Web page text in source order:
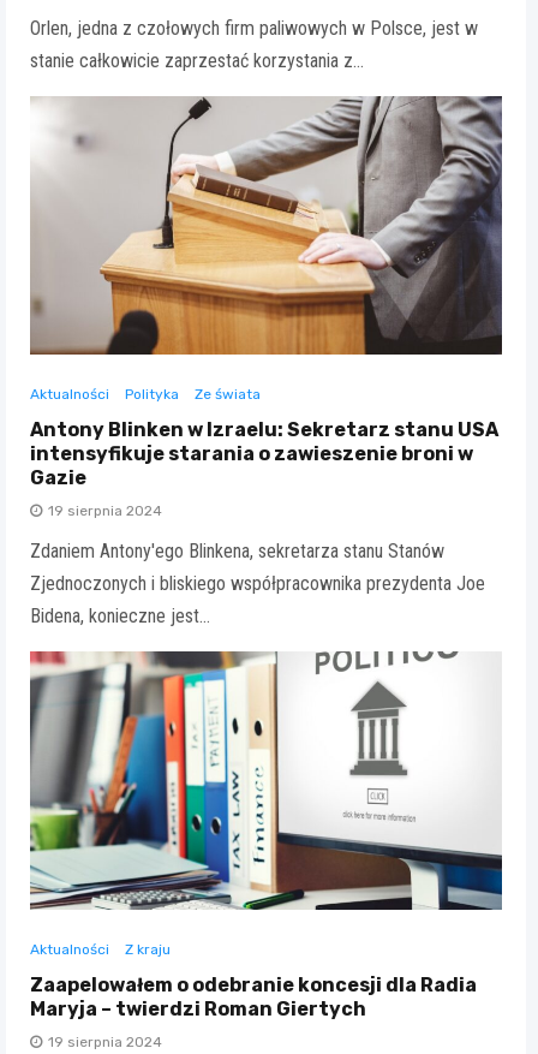
Orlen, jedna z czołowych firm paliwowych w Polsce, jest w
stanie całkowicie zaprzestać korzystania z…
Aktualności Polityka Ze świata
Antony Blinken w Izraelu: Sekretarz stanu USA
intensyfikuje starania o zawieszenie broni w
Gazie
19 sierpnia 2024
Zdaniem Antony'ego Blinkena, sekretarza stanu Stanów
Zjednoczonych i bliskiego współpracownika prezydenta Joe
Bidena, konieczne jest…
Aktualności Z kraju
Zaapelowałem o odebranie koncesji dla Radia
Maryja – twierdzi Roman Giertych
19 sierpnia 2024